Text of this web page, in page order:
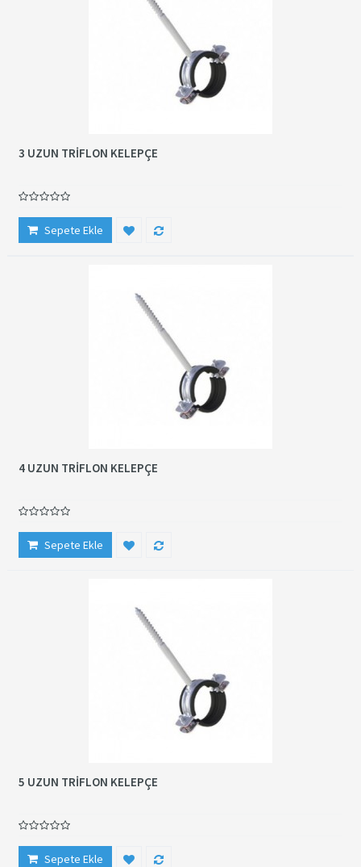
3 UZUN TRİFLON KELEPÇE
Sepete Ekle
4 UZUN TRİFLON KELEPÇE
Sepete Ekle
5 UZUN TRİFLON KELEPÇE
Sepete Ekle